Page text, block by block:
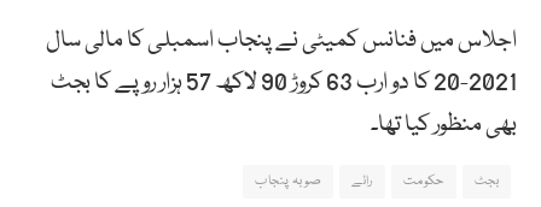
اجلاس میں فنانس کمیٹی نے پنجاب اسمبلی کا مالی سال
2021-20 کا دو ارب 63 کروڑ 90 لاکھ 57 ہزار روپے کا بجٹ
بھی منظور کیا تھا۔
بجٹ حکومت رائے صوبہ پنجاب